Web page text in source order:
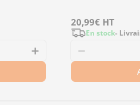
MULTICUT - Kit
Augmenter la
Prix
régulier
20,99€ HT
En stock-
Diminuer